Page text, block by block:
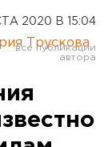
2020 В 15:04
Трускова